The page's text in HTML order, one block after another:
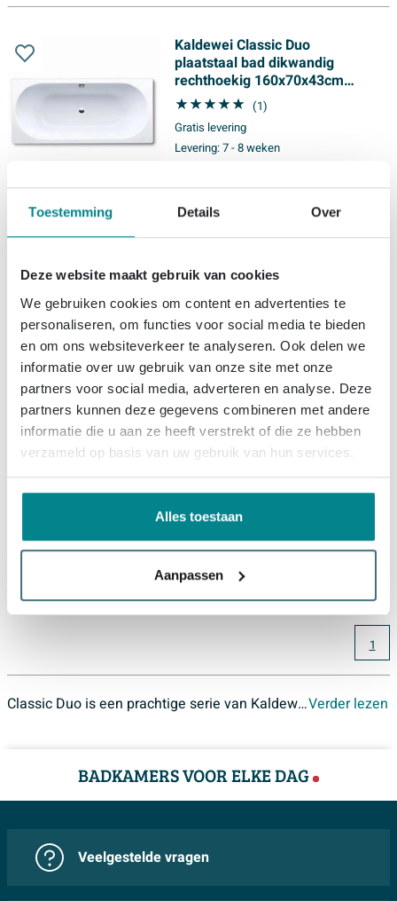
Toestemming Details Over
Deze website maakt gebruik van cookies
We gebruiken cookies om content en advertenties te
personaliseren, om functies voor social media te bieden
en om ons websiteverkeer te analyseren. Ook delen we
informatie over uw gebruik van onze site met onze
partners voor social media, adverteren en analyse. Deze
partners kunnen deze gegevens combineren met andere
informatie die u aan ze heeft verstrekt of die ze hebben
verzameld op basis van uw gebruik van hun services.
Alles toestaan
Aanpassen
Kaldewei Classic Duo
plaatstaal bad dikwandig
rechthoekig 160x70x43cm
pergamon
(1)
Gratis levering
Levering:7 - 8 weken
1.828,
Kaldewei Classic Duo
plaatstaal bad dikwandig
rechthoekig 160x70x43cm wit
Gratis levering
1.408,-
1
Classic Duo is een prachtige serie van Kaldewei, een populair merk in de badkamer- en sanitairwereld. Bij Sawiday bieden we daarom een uitgebreid assortiment van Kaldewei Classic Duo, uiteraard aantrekkelijk geprijsd en met een aantal jaar garantie. Bij ons vind je dan ook alles wat je nodig hebt voor in jouw badkamer en toiletruimte, ongeacht het budget.Verder lezen
BADKAMERS VOOR ELKE DAG
Veelgestelde vragen